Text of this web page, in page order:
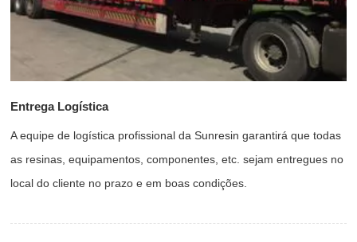
Entrega Logística
A equipe de logística profissional da Sunresin garantirá que todas
as resinas, equipamentos, componentes, etc. sejam entregues no
local do cliente no prazo e em boas condições.